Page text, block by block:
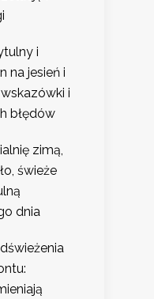
i
na jesień i
i
błędów
zimą,
świeże
dnia